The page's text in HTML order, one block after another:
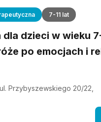
7-11 lat
dzieci w wieku
po emocjach i
Przybyszewskiego 20/22,